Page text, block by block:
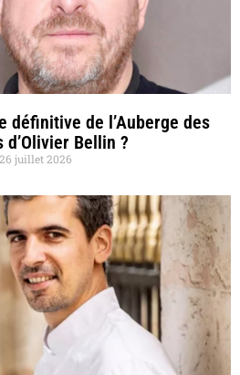
définitive de l’Auberge des
d’Olivier Bellin ?
26 juillet 2026